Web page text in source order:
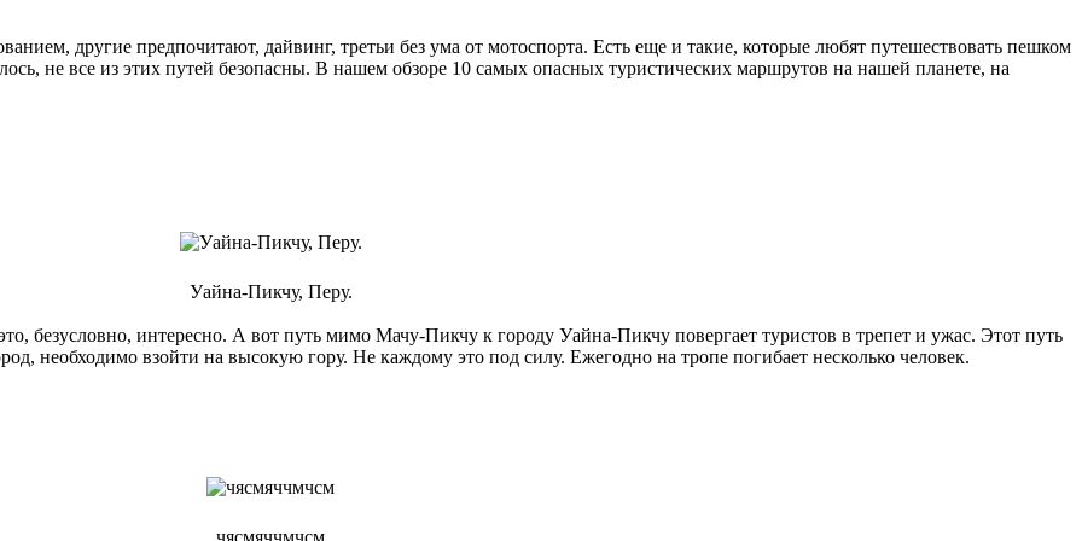
другие предпочитают, дайвинг, третьи без ума от мотоспорта. Есть еще и такие, которые любят путешествовать пешком
не все из этих путей безопасны. В нашем обзоре 10 самых опасных туристических маршрутов на нашей планете, на
Уайна-Пикчу, Перу.
безусловно, интересно. А вот путь мимо Мачу-Пикчу к городу Уайна-Пикчу повергает туристов в трепет и ужас. Этот путь
необходимо взойти на высокую гору. Не каждому это под силу. Ежегодно на тропе погибает несколько человек.
чясмяччмчсм